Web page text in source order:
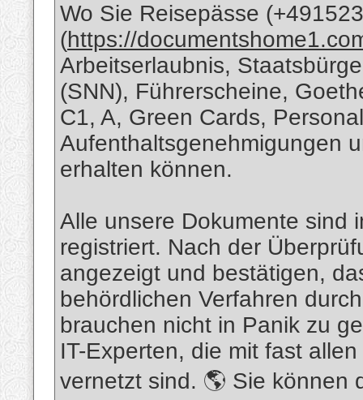
Wo Sie Reisepässe
(https://
Arbeitserlaubnis,
(SNN), Führerscheine,
C1, A, Green Cards,
Aufenthaltsgenehmigungen
erhalten können.
Alle unsere Dokumente sind
registriert. Nach der
angezeigt und bestätigen,
behördlichen Verfahren
brauchen nicht in Panik zu
IT-Experten, die mit fast
vernetzt sind. 🌎 Sie können